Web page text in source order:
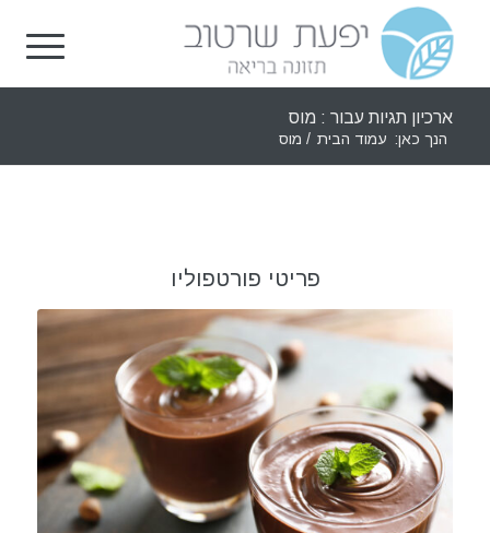
ארכיון תגיות עבור : מוס
הנך כאן: עמוד הבית / מוס
פריטי פורטפוליו